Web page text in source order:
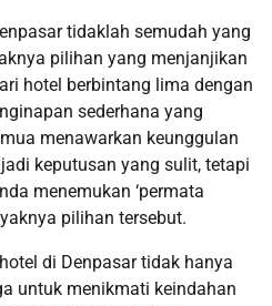
tidaklah semudah yang
pilihan yang menjanjikan
hotel berbintang lima dengan
sederhana yang
menawarkan keunggulan
keputusan yang sulit, tetapi
menemukan ‘permata
pilihan tersebut.
di Denpasar tidak hanya
untuk menikmati keindahan